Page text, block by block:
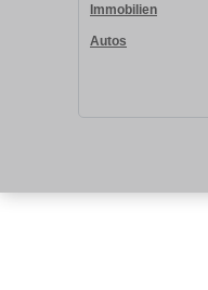
Immobilien
Autos